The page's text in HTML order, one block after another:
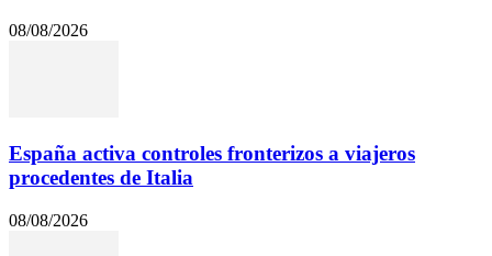
08/08/2026
España activa controles fronterizos a viajeros
procedentes de Italia
08/08/2026